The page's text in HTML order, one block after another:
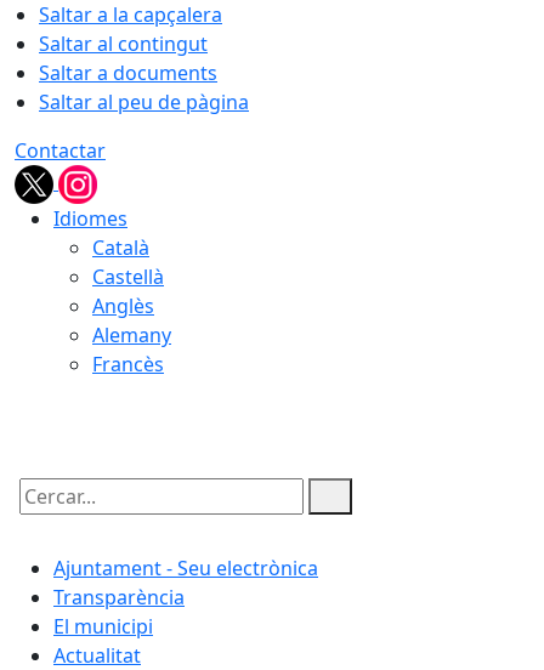
Saltar a la capçalera
Saltar al contingut
Saltar a documents
Saltar al peu de pàgina
Contactar
Idiomes
Català
Castellà
Anglès
Alemany
Francès
Cercar:
Ajuntament - Seu electrònica
Transparència
El municipi
Actualitat